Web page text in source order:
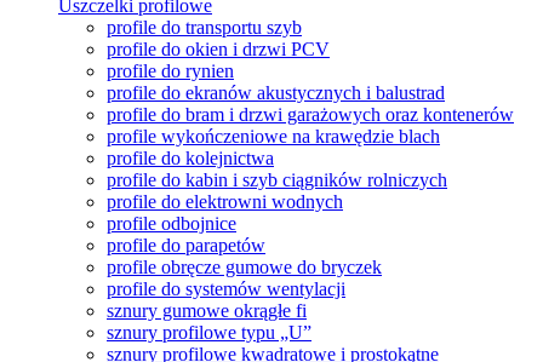
Uszczelki profilowe
profile do transportu szyb
profile do okien i drzwi PCV
profile do rynien
profile do ekranów akustycznych i balustrad
profile do bram i drzwi garażowych oraz kontenerów
profile wykończeniowe na krawędzie blach
profile do kolejnictwa
profile do kabin i szyb ciągników rolniczych
profile do elektrowni wodnych
profile odbojnice
profile do parapetów
profile obręcze gumowe do bryczek
profile do systemów wentylacji
sznury gumowe okrągłe fi
sznury profilowe typu „U”
sznury profilowe kwadratowe i prostokątne